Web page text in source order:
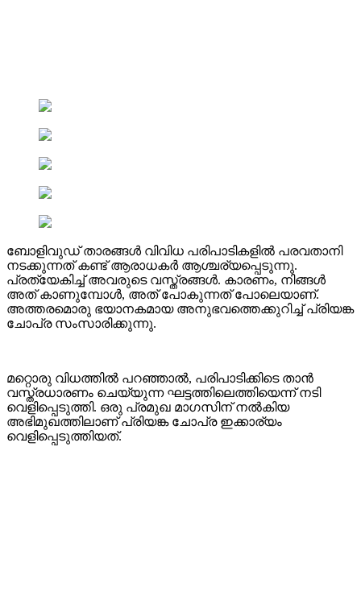
ബോളിവുഡ് താരങ്ങൾ വിവിധ പരിപാടികളിൽ പരവതാനി
നടക്കുന്നത് കണ്ട് ആരാധകർ ആശ്ചര്യപ്പെടുന്നു.
പ്രത്യേകിച്ച് അവരുടെ വസ്ത്രങ്ങൾ. കാരണം, നിങ്ങൾ
അത് കാണുമ്പോൾ, അത് പോകുന്നത് പോലെയാണ്.
അത്തരമൊരു ഭയാനകമായ അനുഭവത്തെക്കുറിച്ച് പ്രിയങ്ക
ചോപ്ര സംസാരിക്കുന്നു.
മറ്റൊരു വിധത്തിൽ പറഞ്ഞാൽ, പരിപാടിക്കിടെ താൻ
വസ്ത്രധാരണം ചെയ്യുന്ന ഘട്ടത്തിലെത്തിയെന്ന് നടി
വെളിപ്പെടുത്തി. ഒരു പ്രമുഖ മാഗസിന് നൽകിയ
അഭിമുഖത്തിലാണ് പ്രിയങ്ക ചോപ്ര ഇക്കാര്യം
വെളിപ്പെടുത്തിയത്.